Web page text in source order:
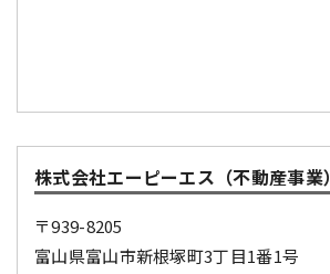
株式会社エーピーエス（不動産事業）
〒939-8205
富山県富山市新根塚町3丁目1番1号